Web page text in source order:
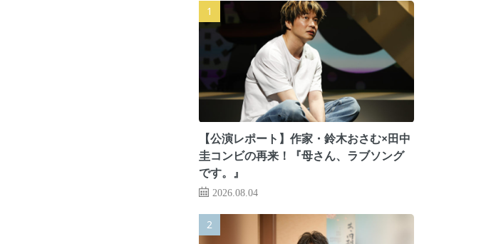
【公演レポート】作家・鈴木おさむ×田中
圭コンビの再来！『母さん、ラブソング
です。』
2026.08.04